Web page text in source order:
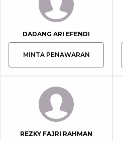
DADANG ARI EFENDI
MINTA PENAWARAN
REZKY FAJRI RAHMAN